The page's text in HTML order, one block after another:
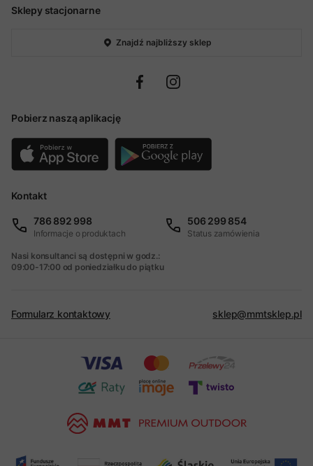
Sklepy stacjonarne
Znajdź najbliższy sklep
Pobierz naszą aplikację
Kontakt
786 892 998
Informacje o produktach
506 299 854
Status zamówienia
Nasi konsultanci są dostępni w godz.:
09:00-17:00 od poniedziałku do piątku
Formularz kontaktowy sklep@mmtsklep.pl